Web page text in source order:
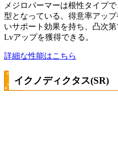
メジロパーマーは根性タイプ
型となっている。得意率アッ
いサポート効果を持ち、凸次
Lvアップを獲得できる。
詳細な性能はこちら
イクノディクタス(SR)